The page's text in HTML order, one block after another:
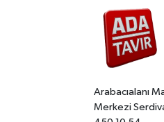
Arabacıalanı
Merkezi